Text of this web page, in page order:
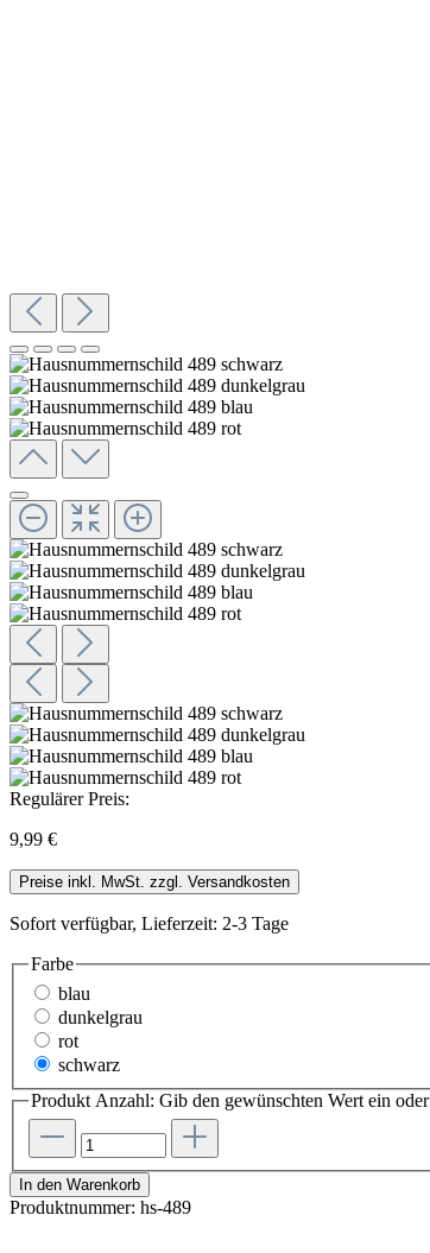
Regulärer Preis:
9,99 €
Preise inkl. MwSt. zzgl. Versandkosten
Sofort verfügbar, Lieferzeit: 2-3 Tage
Farbe
blau
dunkelgrau
rot
schwarz
Produkt Anzahl: Gib den gewünschten Wert ein
In den Warenkorb
Produktnummer: hs-489